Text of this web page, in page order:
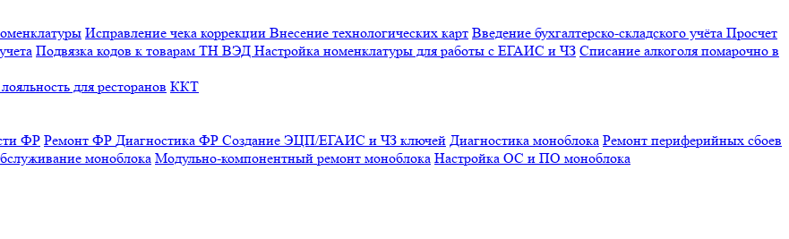
Исправление чека коррекции Внесение технологических карт Введение бухгалтерско-складского учёта Просчет
Подвязка кодов к товарам ТН ВЭД Настройка номенклатуры для работы с ЕГАИС и ЧЗ Списание алкоголя помарочно в
для ресторанов ККТ
ФР Ремонт ФР Диагностика ФР Создание ЭЦП/ЕГАИС и ЧЗ ключей Диагностика моноблока Ремонт периферийных сбоев
моноблока Модульно-компонентный ремонт моноблока Настройка ОС и ПО моноблока